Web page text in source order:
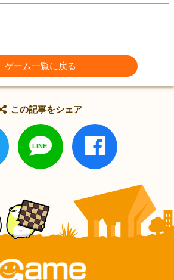
ゲーム一覧に戻る
この記事をシェア